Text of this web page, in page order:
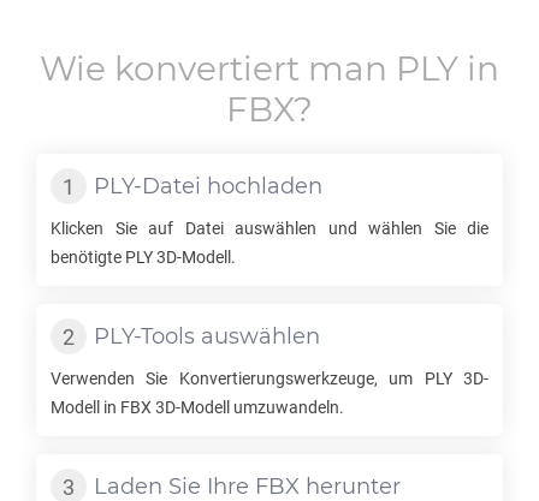
Wie konvertiert man PLY in
FBX?
PLY-Datei hochladen
Klicken Sie auf Datei auswählen und wählen Sie die
benötigte PLY3D-Modell.
PLY-Tools auswählen
Verwenden Sie Konvertierungswerkzeuge, um PLY3D-
Modell in FBX 3D-Modell umzuwandeln.
Laden Sie Ihre FBX herunter